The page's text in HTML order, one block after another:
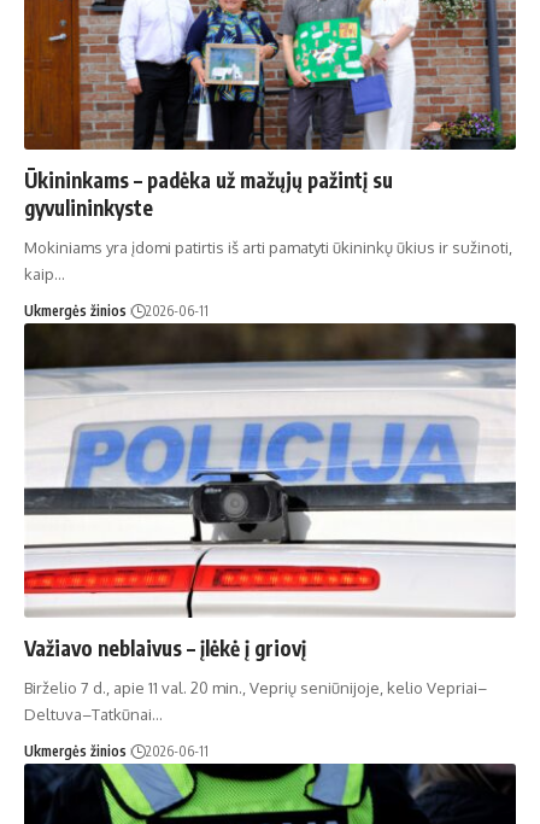
Ūkininkams – padėka už mažųjų pažintį su
gyvulininkyste
Mokiniams yra įdomi patirtis iš arti pamatyti ūkininkų ūkius ir sužinoti,
kaip…
Ukmergės žinios 2026-06-11
Važiavo neblaivus – įlėkė į griovį
Birželio 7 d., apie 11 val. 20 min., Veprių seniūnijoje, kelio Vepriai–
Deltuva–Tatkūnai…
Ukmergės žinios 2026-06-11